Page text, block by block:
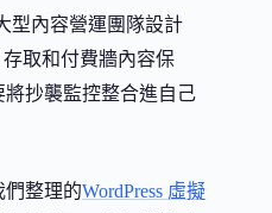
型內容營運團隊設計
取和付費牆內容保
抄襲監控整合進自己
們整理的WordPress 虛擬